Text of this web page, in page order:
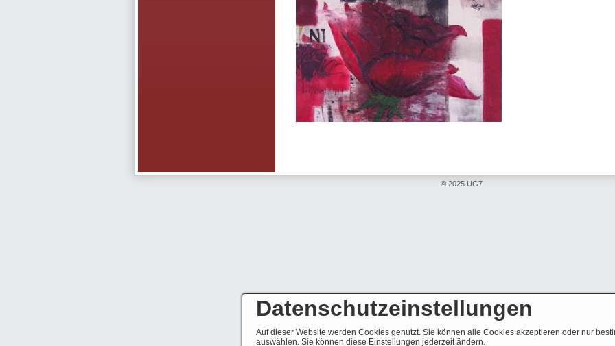
© 2025 UG7
Datenschutzeinstellungen
Auf dieser Website werden Cookies genutzt. Sie können alle Cookies akzeptieren oder nur
auswählen. Sie können diese Einstellungen jederzeit ändern.